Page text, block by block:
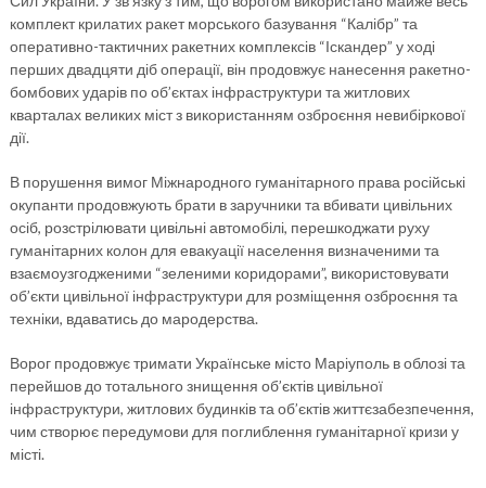
комплект крилатих ракет морського базування “Калібр” та
оперативно-тактичних ракетних комплексів “Іскандер” у ході
перших двадцяти діб операції, він продовжує нанесення ракетно-
бомбових ударів по об’єктах інфраструктури та житлових
кварталах великих міст з використанням озброєння невибіркової
дії.
В порушення вимог Міжнародного гуманітарного права російські
окупанти продовжують брати в заручники та вбивати цивільних
осіб, розстрілювати цивільні автомобілі, перешкоджати руху
гуманітарних колон для евакуації населення визначеними та
взаємоузгодженими “зеленими коридорами”, використовувати
об’єкти цивільної інфраструктури для розміщення озброєння та
техніки, вдаватись до мародерства.
Ворог продовжує тримати Українське місто Маріуполь в облозі та
перейшов до тотального знищення об’єктів цивільної
інфраструктури, житлових будинків та об’єктів життєзабезпечення,
чим створює передумови для поглиблення гуманітарної кризи у
місті.